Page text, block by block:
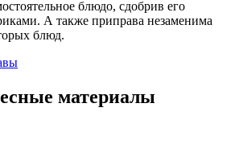
блюдо, сдобрив его
А также приправа незаменима
блюд.
материалы